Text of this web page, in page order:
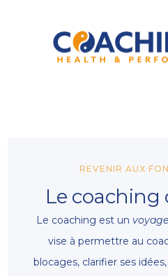
REVENIR AUX
Le coaching
Le coaching est un
vise à permettre au
blocages, clarifier ses